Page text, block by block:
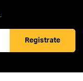
.
Registrate